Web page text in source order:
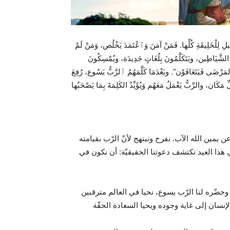
لِلْخَلِيقَةِ كُلِّها. فَمَنْ آمَنَ وَٱعْتَمَدَ يَخْلُص، وَمَنْ لَمْ
ويَتَكَلَّمُونَ بِلُغَاتٍ جَدِيدَة، ويُمْسِكُونَ
فَيَتَعَافَوْن”. وبَعْدَمَا كَلَّمَهُمُ ٱلرَّبُّ يَسُوع، رُفِعَ
والرَّبُّ يَعْمَلُ مَعَهُم وَيُؤَيِّدُ الكَلِمَةَ بِمَا يَصْحَبُها
الله الآب. نفرح ونبتهج لأنّ الرّب بقيامته
العيد نكتشف دعوتنا الحقيقيّة: أن نكون في
لنا الرّب يسوع، نحيا في العالم مترقبين
إلى غاية وجوده ويحيا السعادة الحقّة